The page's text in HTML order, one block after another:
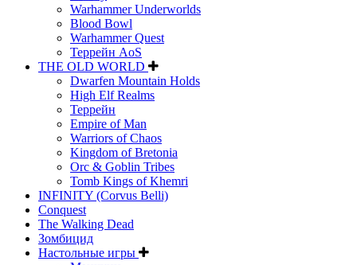
Warhammer Underworlds
Blood Bowl
Warhammer Quest
Террейн AoS
THE OLD WORLD
Dwarfen Mountain Holds
High Elf Realms
Террейн
Empire of Man
Warriors of Chaos
Kingdom of Bretonia
Orc & Goblin Tribes
Tomb Kings of Khemri
INFINITY (Corvus Belli)
Conquest
The Walking Dead
Зомбицид
Настольные игры